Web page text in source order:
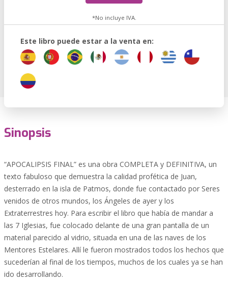
*No incluye IVA.
Este libro puede estar a la venta en:
Sinopsis
“APOCALIPSIS FINAL” es una obra COMPLETA y DEFINITIVA, un
texto fabuloso que demuestra la calidad profética de Juan,
desterrado en la isla de Patmos, donde fue contactado por Seres
venidos de otros mundos, los Ángeles de ayer y los
Extraterrestres hoy. Para escribir el libro que había de mandar a
las 7 Iglesias, fue colocado delante de una gran pantalla de un
material parecido al vidrio, situada en una de las naves de los
Mentores Estelares. Allí le fueron mostrados todos los hechos que
sucederían al final de los tiempos, muchos de los cuales ya se han
ido desarrollando.